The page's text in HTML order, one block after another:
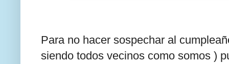
Para no hacer sospechar al
siendo todos vecinos como somos )